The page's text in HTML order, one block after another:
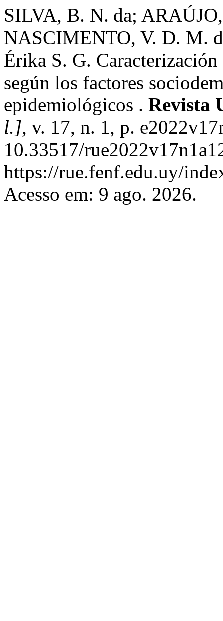
SILVA, B. N. da;
NASCIMENTO, V. D. M.
Érika S. G.
según los factores
epidemiológicos . Revista
l.], v. 17, n. 1, p.
10.33517/
https://rue.fenf.edu.uy/
Acesso em: 9 ago. 2026.